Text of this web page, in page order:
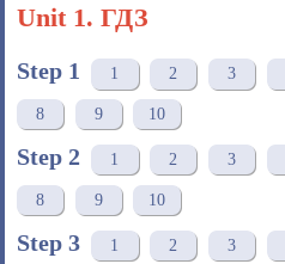
Unit 1. ГДЗ
Step 1 1 2 3
8 9 10
Step 2 1 2 3
8 9 10
Step 3 1 2 3